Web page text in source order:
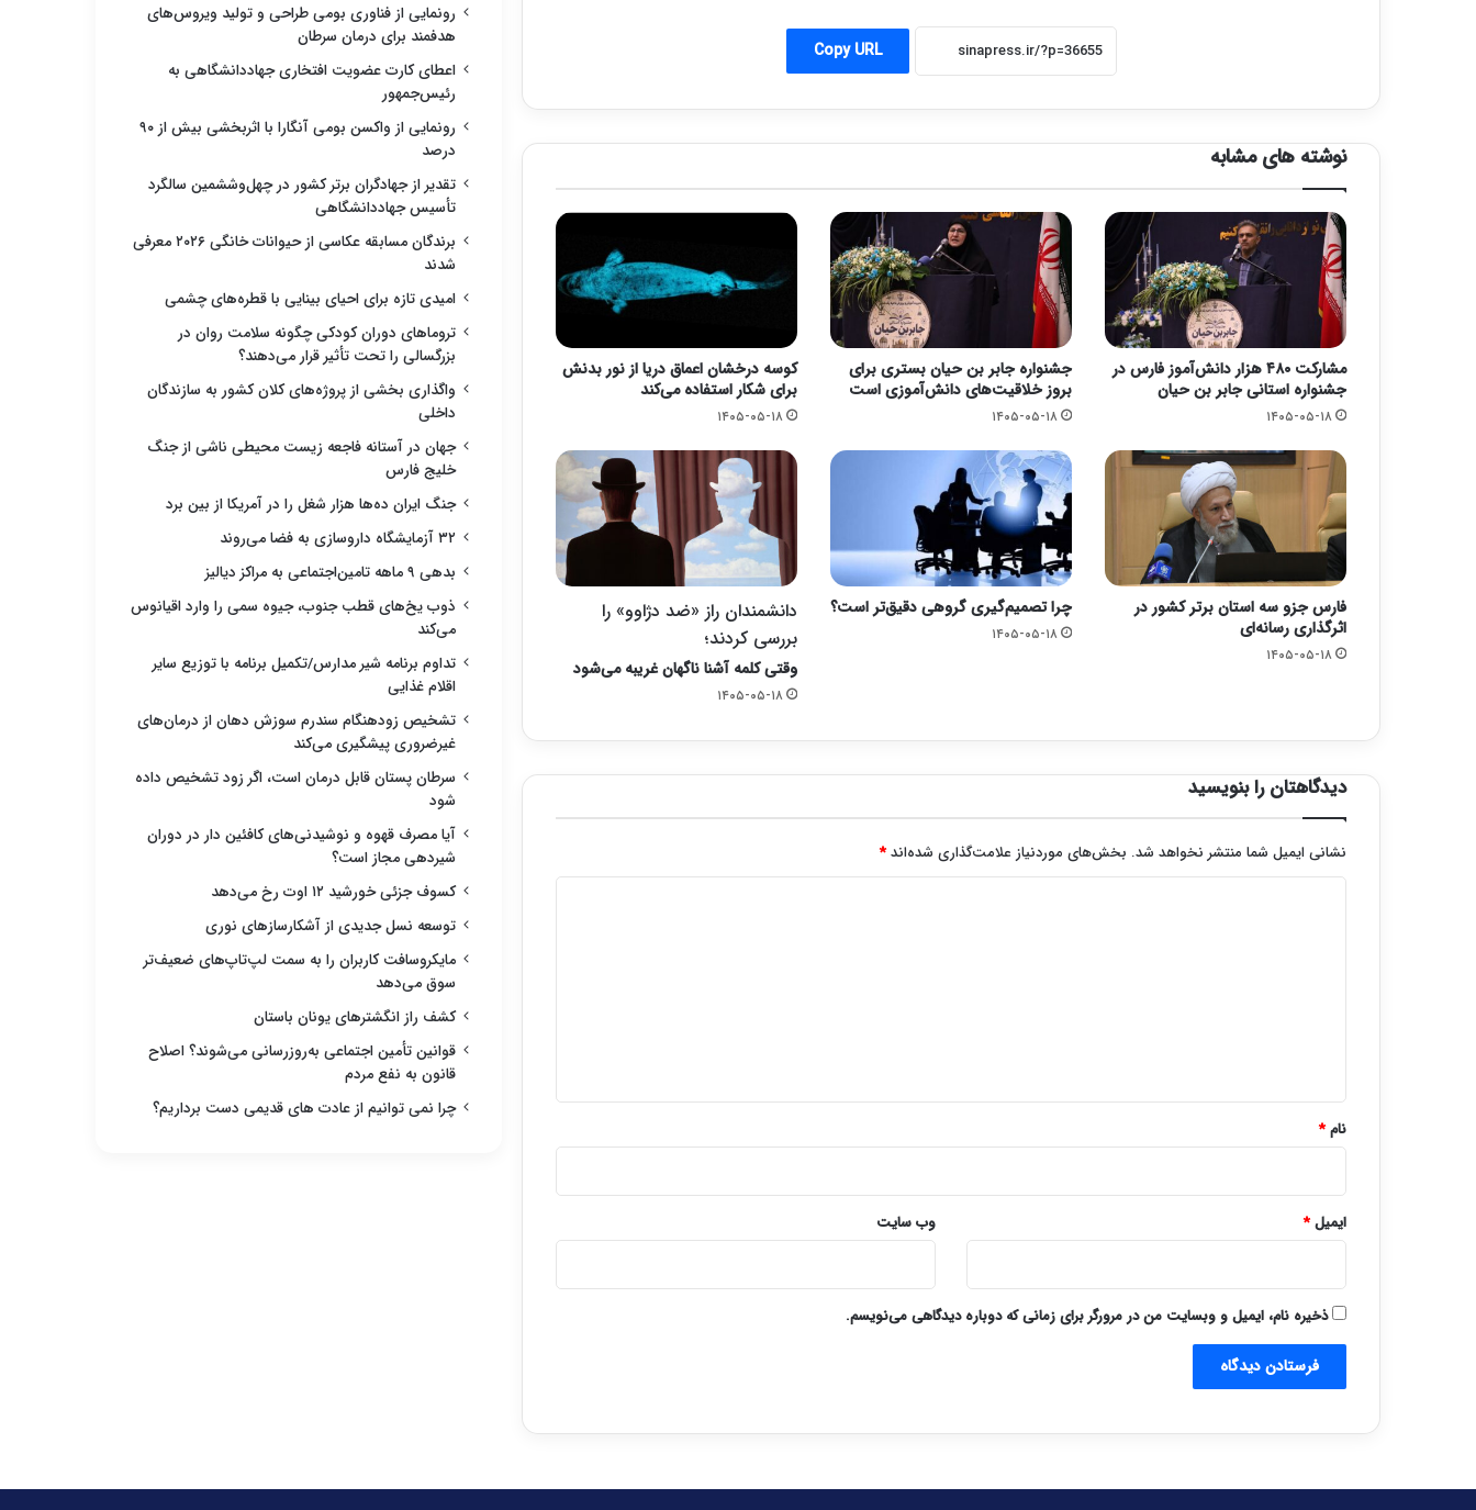
Copy URL
نوشته های مشابه
مشارکت ۴۸۰ هزار دانش‌آموز فارس در
جشنواره استانی جابر بن حیان
۱۴۰۵-۰۵-۱۸
جشنواره جابر بن حیان بستری برای
بروز خلاقیت‌های دانش‌آموزی است
۱۴۰۵-۰۵-۱۸
کوسه درخشان اعماق دریا از نور بدنش
برای شکار استفاده می‌کند
۱۴۰۵-۰۵-۱۸
فارس جزو سه استان برتر کشور در
اثرگذاری رسانه‌ای
۱۴۰۵-۰۵-۱۸
چرا تصمیم‌گیری گروهی دقیق‌تر است؟
۱۴۰۵-۰۵-۱۸
دانشمندان راز «ضد دژاوو» را
بررسی کردند؛
وقتی کلمه آشنا ناگهان غریبه می‌شود
۱۴۰۵-۰۵-۱۸
دیدگاهتان را بنویسید
نشانی ایمیل شما منتشر نخواهد شد. بخش‌های موردنیاز علامت‌گذاری شده‌اند*
نام*
ایمیل* وب‌ سایت
ذخیره نام، ایمیل و وبسایت من در مرورگر برای زمانی که دوباره دیدگاهی می‌نویسم.
رونمایی از فناوری بومی طراحی و تولید ویروس‌های
هدفمند برای درمان سرطان
اعطای کارت عضویت افتخاری جهاددانشگاهی به
رئیس‌جمهور
رونمایی از واکسن بومی آنگارا با اثربخشی بیش از ۹۰
درصد
تقدیر از جهادگران برتر کشور در چهل‌وششمین سالگرد
تأسیس جهاددانشگاهی
برندگان مسابقه عکاسی از حیوانات خانگی ۲۰۲۶ معرفی
شدند
امیدی تازه برای احیای بینایی با قطره‌های چشمی
تروماهای دوران کودکی چگونه سلامت روان در
بزرگسالی را تحت تأثیر قرار می‌دهند؟
واگذاری بخشی از پروژه‌های کلان کشور به سازندگان
داخلی
جهان در آستانه فاجعه زیست محیطی ناشی از جنگ
خلیج فارس
جنگ ایران ده‌ها هزار شغل را در آمریکا از بین برد
۳۲ آزمایشگاه داروسازی به فضا می‌روند
بدهی ۹ ماهه تامین‌اجتماعی به مراکز دیالیز
ذوب یخ‌های قطب جنوب، جیوه سمی را وارد اقیانوس
می‌کند
تداوم برنامه شیر مدارس/تکمیل برنامه با توزیع سایر
اقلام غذایی
تشخیص زودهنگام سندرم سوزش دهان از درمان‌های
غیرضروری پیشگیری می‌کند
سرطان پستان قابل درمان است، اگر زود تشخیص داده
شود
آیا مصرف قهوه و نوشیدنی‌های کافئین دار در دوران
شیردهی مجاز است؟
کسوف جزئی خورشید ۱۲ اوت رخ می‌دهد
توسعه نسل جدیدی از آشکارسازهای نوری
مایکروسافت کاربران را به سمت لپ‌تاپ‌های ضعیف‌تر
سوق می‌دهد
کشف راز انگشترهای یونان باستان
قوانین تأمین اجتماعی به‌روزرسانی می‌شوند؟ اصلاح
قانون به نفع مردم
چرا نمی توانیم از عادت های قدیمی دست برداریم؟